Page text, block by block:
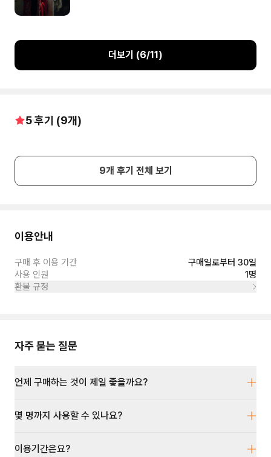
더보기 (6/11)
5후기 (9개)
9개 후기 전체 보기
이용안내
구매 후 이용 기간
구매일로부터 30일
사용 인원
1명
환불 규정
자주 묻는 질문
언제 구매하는 것이 제일 좋을까요?
몇 명까지 사용할 수 있나요?
이용기간은요?